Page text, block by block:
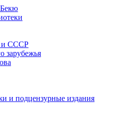
и СССР
зарубежья
и подцензурные издания